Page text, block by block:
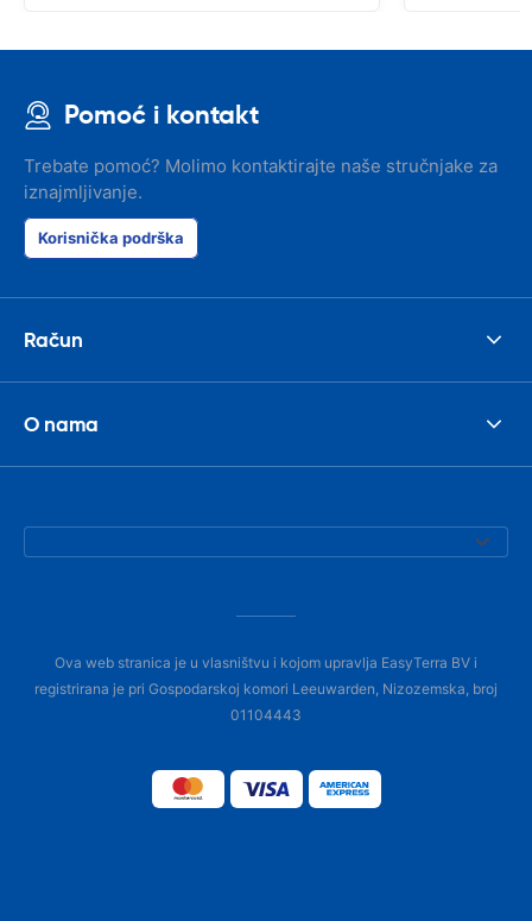
Pomoć i kontakt
Trebate pomoć? Molimo kontaktirajte naše stručnjake za
iznajmljivanje.
Korisnička podrška
Račun
O nama
Ova web stranica je u vlasništvu i kojom upravlja EasyTerra BV i
registrirana je pri Gospodarskoj komori Leeuwarden, Nizozemska, broj
01104443